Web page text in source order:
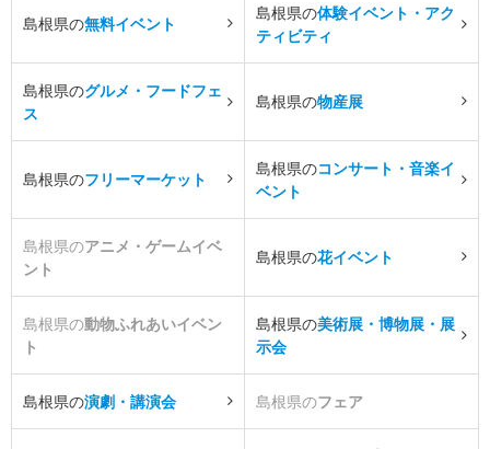
島根県の無料イベント
島根県の体験イベント・アク
ティビティ
島根県のグルメ・フードフェ
ス
島根県の物産展
島根県のフリーマーケット
島根県のコンサート・音楽イ
ベント
島根県のアニメ・ゲームイベ
ント
島根県の花イベント
島根県の動物ふれあいイベン
ト
島根県の美術展・博物展・展
示会
島根県の演劇・講演会 島根県のフェア